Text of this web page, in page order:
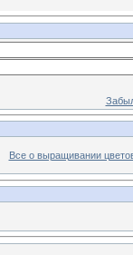
Все о выращивании